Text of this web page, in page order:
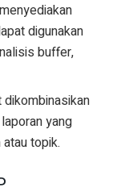
digunakan
buffer,
dikombinasikan
yang
topik.